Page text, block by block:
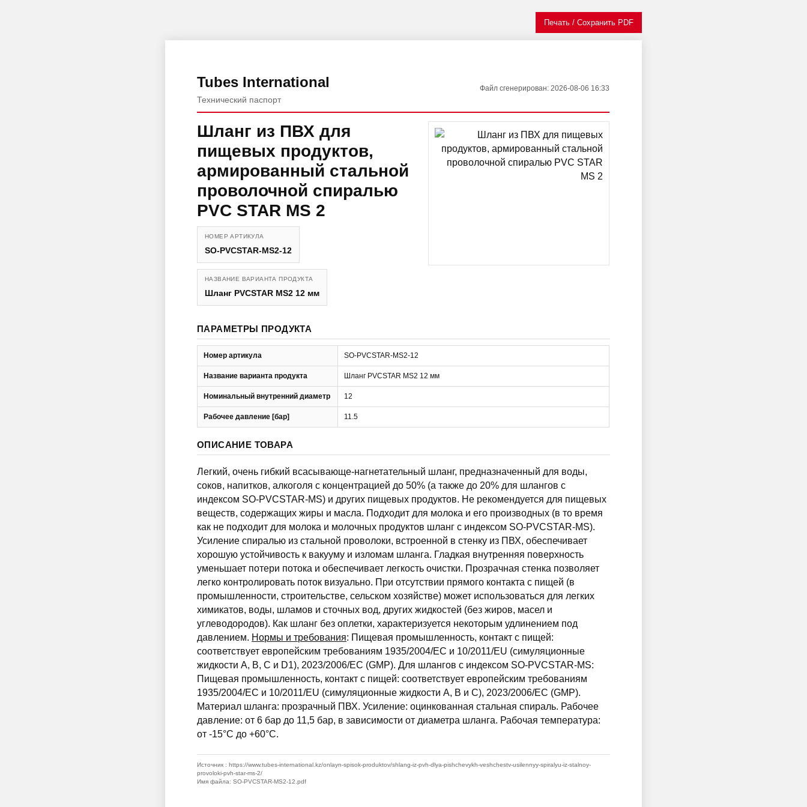
Печать / Сохранить PDF
Tubes International
Технический паспорт
Файл сгенерирован: 2026-08-06 16:33
Шланг из ПВХ для
пищевых продуктов,
армированный стальной
проволочной спиралью
PVC STAR MS 2
НОМЕР АРТИКУЛА
SO-PVCSTAR-MS2-12
НАЗВАНИЕ ВАРИАНТА ПРОДУКТА
Шланг PVCSTAR MS2 12 мм
ПАРАМЕТРЫ ПРОДУКТА
Номер артикула SO-PVCSTAR-MS2-12
Название варианта продукта Шланг PVCSTAR MS2 12 мм
Номинальный внутренний диаметр 12
Рабочее давление [бар] 11.5
ОПИСАНИЕ ТОВАРА
Легкий, очень гибкий всасывающе-нагнетательный шланг, предназначенный для воды,
соков, напитков, алкоголя с концентрацией до 50% (а также до 20% для шлангов с
индексом SO-PVCSTAR-MS) и других пищевых продуктов. Не рекомендуется для пищевых
веществ, содержащих жиры и масла. Подходит для молока и его производных (в то время
как не подходит для молока и молочных продуктов шланг с индексом SO-PVCSTAR-MS).
Усиление спиралью из стальной проволоки, встроенной в стенку из ПВХ, обеспечивает
хорошую устойчивость к вакууму и изломам шланга. Гладкая внутренняя поверхность
уменьшает потери потока и обеспечивает легкость очистки. Прозрачная стенка позволяет
легко контролировать поток визуально. При отсутствии прямого контакта с пищей (в
промышленности, строительстве, сельском хозяйстве) может использоваться для легких
химикатов, воды, шламов и сточных вод, других жидкостей (без жиров, масел и
углеводородов). Как шланг без оплетки, характеризуется некоторым удлинением под
давлением. Нормы и требования: Пищевая промышленность, контакт с пищей:
соответствует европейским требованиям 1935/2004/EC и 10/2011/EU (симуляционные
жидкости A, B, C и D1), 2023/2006/EC (GMP). Для шлангов с индексом SO-PVCSTAR-MS:
Пищевая промышленность, контакт с пищей: соответствует европейским требованиям
1935/2004/EC и 10/2011/EU (симуляционные жидкости A, B и C), 2023/2006/EC (GMP).
Материал шланга: прозрачный ПВХ. Усиление: оцинкованная стальная спираль. Рабочее
давление: от 6 бар до 11,5 бар, в зависимости от диаметра шланга. Рабочая температура:
от -15°C до +60°C.
Источник : https://www.tubes-international.kz/onlayn-spisok-produktov/shlang-iz-pvh-dlya-pishchevykh-veshchestv-usilennyy-spiralyu-iz-stalnoy-
provoloki-pvh-star-ms-2/
Имя файла: SO-PVCSTAR-MS2-12.pdf